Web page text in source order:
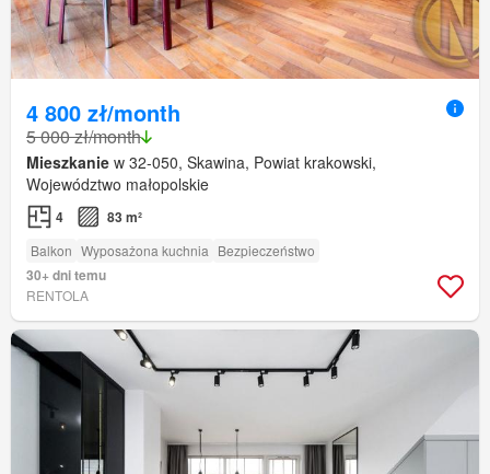
4 800 zł/month
5 000 zł/month
Mieszkanie w 32-050, Skawina, Powiat krakowski,
Województwo małopolskie
4 83 m²
Balkon Wyposażona kuchnia Bezpieczeństwo
30+ dni temu
RENTOLA